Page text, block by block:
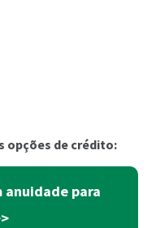
opções de crédito:
anuidade para